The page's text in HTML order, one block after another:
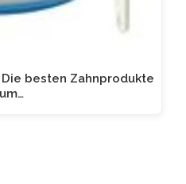
besten Zahnprodukte